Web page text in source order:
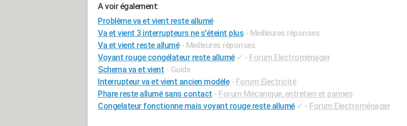
A voir également:
Problème va et vient reste allumé
Va et vient 3 interrupteurs ne s'éteint plus - Meilleures réponses
Va et vient reste allumé - Meilleures réponses
Voyant rouge congélateur reste allumé ✓ - Forum Electroménager
Schema va et vient - Guide
Interrupteur va et vient ancien modèle - Forum Electricité
Phare reste allumé sans contact - Forum Mécanique, entretien et pannes
Congelateur fonctionne mais voyant rouge reste allumé ✓ - Forum Electroménager